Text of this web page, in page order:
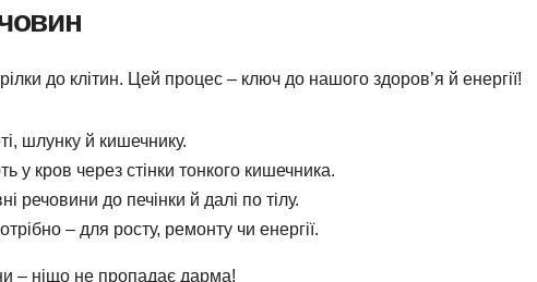
до клітин. Цей процес – ключ до нашого здоров’я й енергії!
шлунку й кишечнику.
у кров через стінки тонкого кишечника.
речовини до печінки й далі по тілу.
– для росту, ремонту чи енергії.
– ніщо не пропадає дарма!